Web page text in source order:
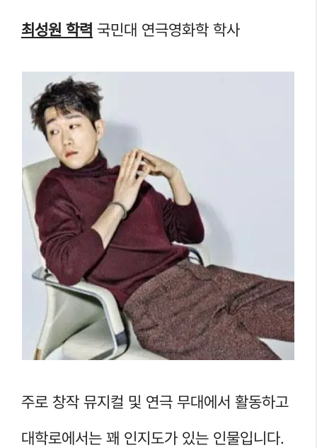
최성원 학력 국민대 연극영화학 학사
주로 창작 뮤지컬 및 연극 무대에서 활동하고
대학로에서는 꽤 인지도가 있는 인물입니다.